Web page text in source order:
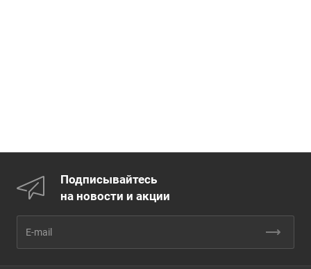
Подписывайтесь
на новости и акции